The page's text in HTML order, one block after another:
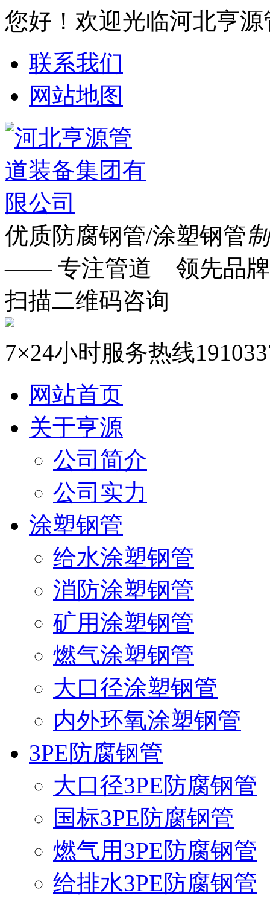
您好！欢迎光临河北亨
联系我们
网站地图
优质防腐钢管/涂塑钢管
—— 专注管道 领先品
扫描二维码咨询
7×24小时服务热线
网站首页
关于亨源
公司简介
公司实力
涂塑钢管
给水涂塑钢管
消防涂塑钢管
矿用涂塑钢管
燃气涂塑钢管
大口径涂塑钢管
内外环氧涂塑钢管
3PE防腐钢管
大口径3PE防腐钢管
国标3PE防腐钢管
燃气用3PE防腐钢管
给排水3PE防腐钢管